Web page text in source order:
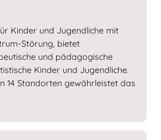
Kinder und Jugendliche mit
Störung, bietet
und pädagogische
Kinder und Jugendliche.
14 Standorten gewährleistet das